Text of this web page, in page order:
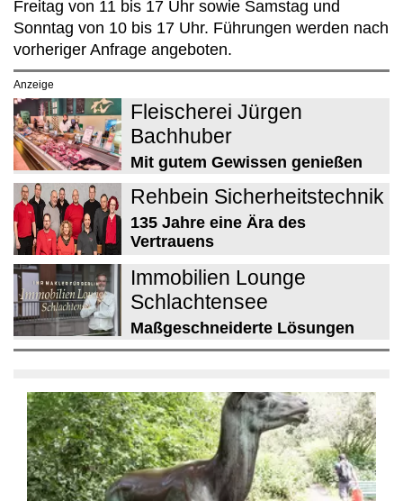
Freitag von 11 bis 17 Uhr sowie Samstag und
Sonntag von 10 bis 17 Uhr. Führungen werden nach
vorheriger Anfrage angeboten.
Anzeige
Fleischerei Jürgen
Bachhuber
Mit gutem Gewissen genießen
Rehbein Sicherheitstechnik
135 Jahre eine Ära des
Vertrauens
Immobilien Lounge
Schlachtensee
Maßgeschneiderte Lösungen